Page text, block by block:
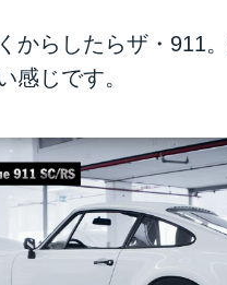
からしたらザ・911
感じです。